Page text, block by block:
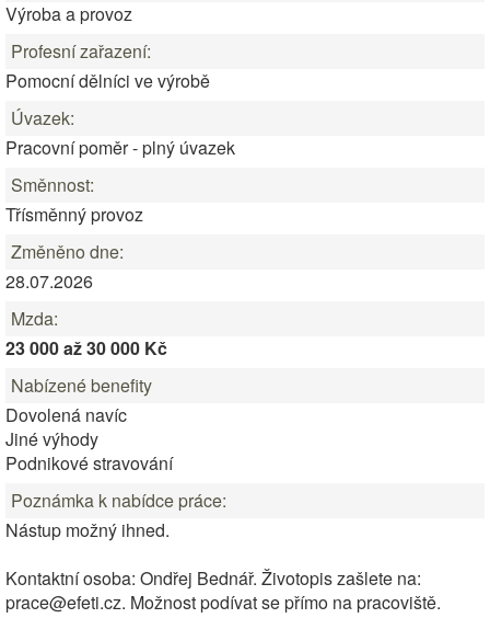
Výroba a provoz
Profesní zařazení:
Pomocní dělníci ve výrobě
Úvazek:
Pracovní poměr - plný úvazek
Směnnost:
Třísměnný provoz
Změněno dne:
28.07.2026
Mzda:
23 000 až 30 000 Kč
Nabízené benefity
Dovolená navíc
Jiné výhody
Podnikové stravování
Poznámka k nabídce práce:
Nástup možný ihned.
Kontaktní osoba: Ondřej Bednář. Životopis zašlete na:
prace@efeti.cz. Možnost podívat se přímo na pracoviště.